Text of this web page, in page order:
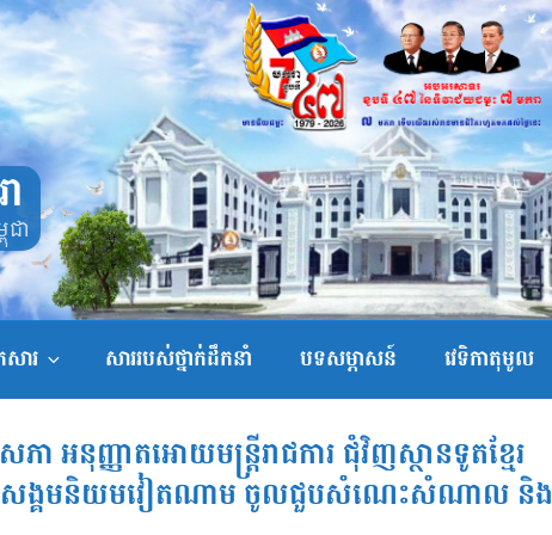
ា
ារ សាររបស់ថ្នាក់ដឹកនាំ បទសម្ភាសន៍ វេទិកាតុមូល
ភា អនុញ្ញាតអោយមន្ត្រីរាជការ ជុំវិញស្ថានទូតខ្មែរ
ឋសង្គមនិយមវៀតណាម ចូលជួបសំណេះសំណាល និង